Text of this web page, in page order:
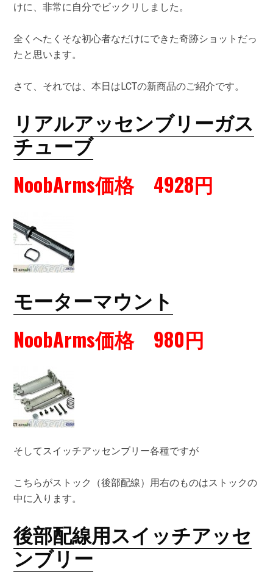
けに、非常に自分でビックリしました。
全くへたくそな初心者なだけにできた奇跡ショットだっ
たと思います。
さて、それでは、本日はLCTの新商品のご紹介です。
リアルアッセンブリーガス
チューブ
NoobArms価格 4928円
モーターマウント
NoobArms価格 980円
そしてスイッチアッセンブリー各種ですが
こちらがストック（後部配線）用右のものはストックの
中に入ります。
後部配線用スイッチアッセ
ンブリー